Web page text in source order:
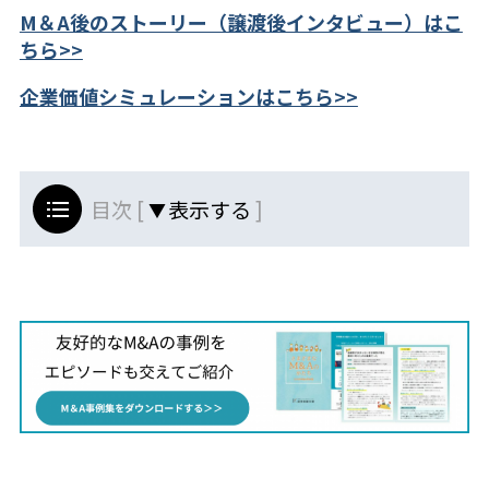
M＆A後のストーリー（譲渡後インタビュー）はこ
ちら>>
企業価値シミュレーションはこちら>>
目次 [ ]